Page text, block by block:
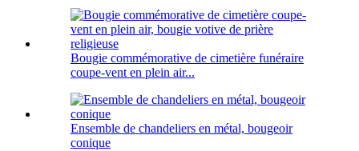
Bougie commémorative de cimetière funéraire
coupe-vent en plein air...
Ensemble de chandeliers en métal, bougeoir
conique